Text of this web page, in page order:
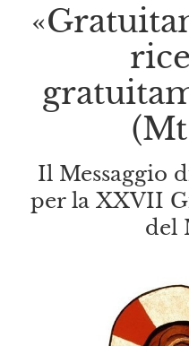
Il Messaggio
per la XXVII
del